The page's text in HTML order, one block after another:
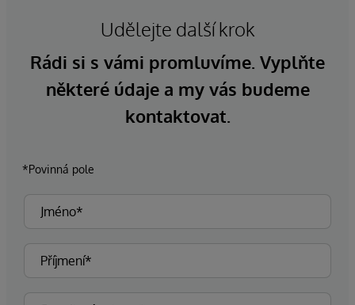
Udělejte další krok
Rádi si s vámi promluvíme. Vyplňte
některé údaje a my vás budeme
kontaktovat.
*Povinná pole